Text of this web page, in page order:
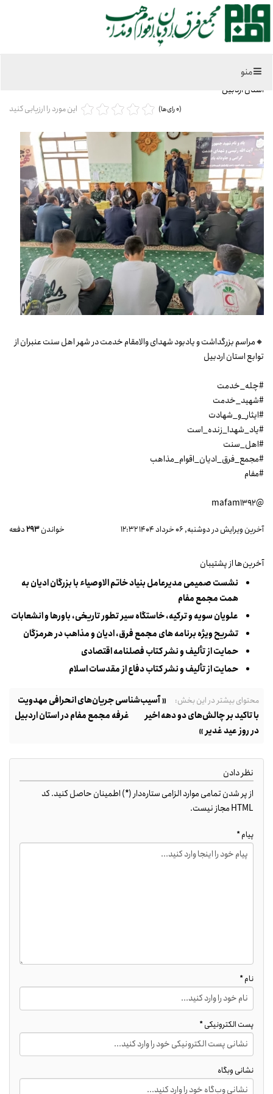
منو
بزرگداشت و یادبود شهدای والامقام خدمت در شهر اهل سنت عنبران از توابع
استان اردبیل
این مورد را ارزیابی کنید (0 رای‌ها)
🔸مراسم بزرگداشت و یادبود شهدای والامقام خدمت در شهر اهل سنت عنبران از
توابع استان اردبیل
#چله_خدمت
#شهید_خدمت
#ایثار_و_شهادت
#یاد_شهدا_زنده_است
#اهل_سنت
#مجمع_فرق_ادیان_اقوام_مذاهب
#مفام
@mafam1392
خواندن293دفعه آخرین ویرایش در دوشنبه, 06 خرداد 1404 12:32
آخرین‌ها از پشتیبان
نشست صمیمی مدیرعامل بنیاد خاتم الاوصیاء با بزرگان ادیان به
همت مجمع مفام
علویان سویه و ترکیه، خاستگاه سیر تطور تاریخی، باورها و انشعابات
تشریح ویژه برنامه های مجمع فرق، ادیان و مذاهب در هرمزگان
حمایت از تألیف و نشر کتاب فصلنامه اقتصادی
حمایت از تألیف و نشر کتاب دفاع از مقدسات اسلام
محتوای بیشتر در این بخش:
« آسیب‌شناسی جریان‌های انحرافی مهدویت
با تاکید بر چالش‌های دو دهه اخیر
غرفه مجمع مفام در استان اردبیل
در روز عید غدیر »
نظر دادن
از پر شدن تمامی موارد الزامی ستاره‌دار (*) اطمینان حاصل کنید. کد
HTML مجاز نیست.
پیام *
نام *
پست الکترونیکی *
نشانی وبگاه